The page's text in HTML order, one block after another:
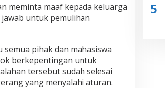
meminta maaf kepada keluarga
untuk pemulihan
semua pihak dan mahasiswa
berkepentingan untuk
tersebut sudah selesai
yang menyalahi aturan.
5